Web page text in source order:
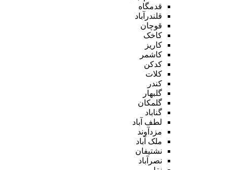
قدمگاه
قلندرآباد
قوچان
کاخک
کاریز
کاشمر
کدکن
کلات
کندر
گلبهار
گلمکان
گناباد
لطف آباد
مزدآوند
ملک آباد
نشتیفان
نصرآباد